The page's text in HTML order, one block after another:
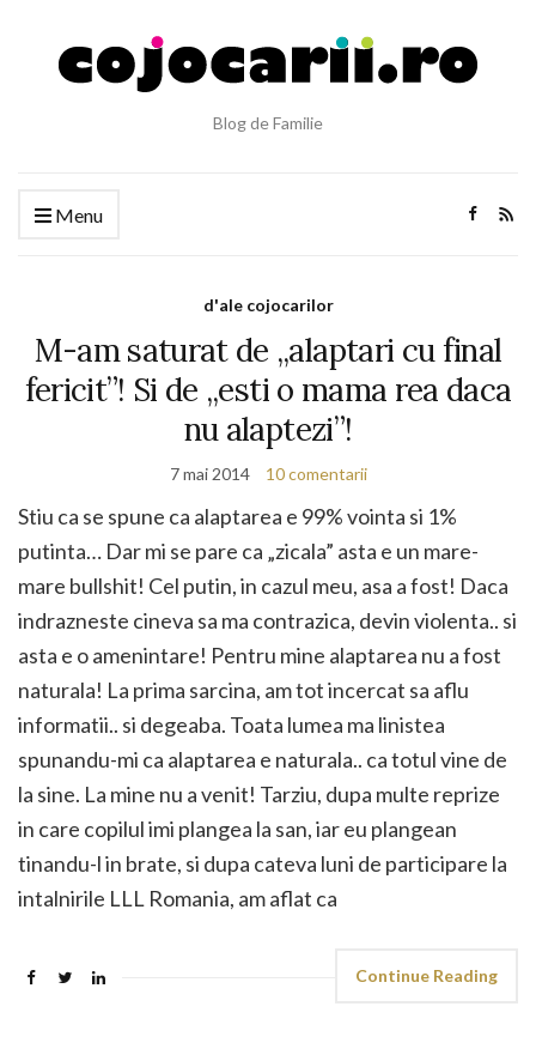
Blog de Familie
Menu
d'ale cojocarilor
M-am saturat de „alaptari cu final
fericit”! Si de „esti o mama rea daca
nu alaptezi”!
7 mai 2014 10 comentarii
Stiu ca se spune ca alaptarea e 99% vointa si 1%
putinta… Dar mi se pare ca „zicala” asta e un mare-
mare bullshit! Cel putin, in cazul meu, asa a fost! Daca
indrazneste cineva sa ma contrazica, devin violenta.. si
asta e o amenintare! Pentru mine alaptarea nu a fost
naturala! La prima sarcina, am tot incercat sa aflu
informatii.. si degeaba. Toata lumea ma linistea
spunandu-mi ca alaptarea e naturala.. ca totul vine de
la sine. La mine nu a venit! Tarziu, dupa multe reprize
in care copilul imi plangea la san, iar eu plangean
tinandu-l in brate, si dupa cateva luni de participare la
intalnirile LLL Romania, am aflat ca
Continue Reading